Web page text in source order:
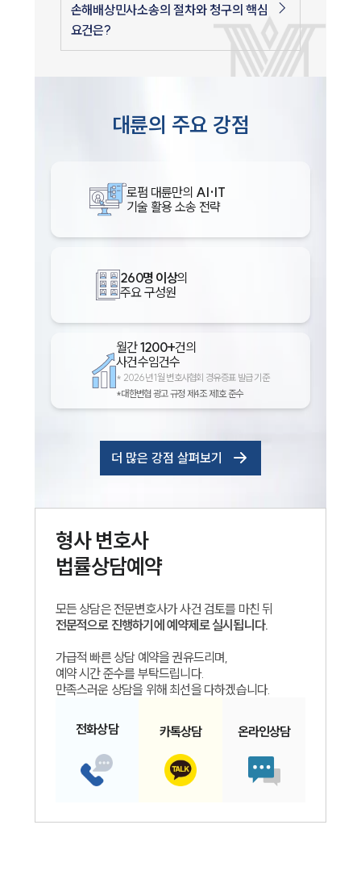
손해배상민사소송의 절차와 청구의 핵심
요건은?
대륜의 주요 강점
로펌 대륜만의 AI·IT
기술 활용 소송 전략
260명 이상의
주요 구성원
월간1200+건의
사건수임건수
* 2026년 1월 변호사협회 경유증표 발급 기준
*대한변협 광고 규정 제4조 제1호 준수
더 많은 강점 살펴보기
형사변호사
법률상담예약
모든 상담은 전문변호사가 사건 검토를 마친 뒤
전문적으로 진행하기에 예약제로 실시됩니다.
가급적 빠른 상담 예약을 권유드리며,
예약 시간 준수를 부탁드립니다.
만족스러운 상담을 위해 최선을 다하겠습니다.
전화상담 카톡상담 온라인상담